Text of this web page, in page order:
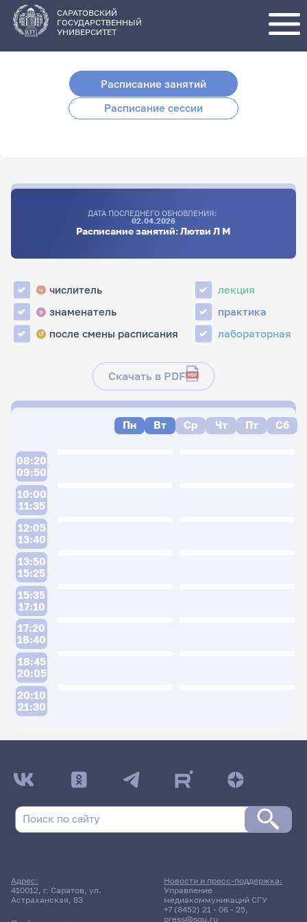
основному
содержанию
САРАТОВСКИЙ
ГОСУДАРСТВЕННЫЙ
УНИВЕРСИТЕТ
Расписание занятий
Расписание сессии
ДАТА ПОСЛЕДНЕГО ОБНОВЛЕНИЯ:
02.04.2026
Расписание занятий: Лютви Л М
ч числитель
з знаменатель
↺ после смены расписания
лекция
практика
лабораторная
Скачать в PDF
Пн Вт Ср Чт Пт Сб
08:20
09:50
10:00
11:35
12:05
13:40
13:50
15:25
15:35
17:10
17:20
18:40
18:45
20:05
20:10
21:30
ДАТА ПОСЛЕДНЕГО ОБНОВЛЕНИЯ:
02.04.2026
2 апреля 2026 г. 10:00
Адрес:
410012, г. Саратов, ул.
Астраханская, 83
Новости и пресс-поддержка:
Управление
медиакоммуникаций СГУ
+7 (8452) 21 - 06 - 25,
press@sgu.ru